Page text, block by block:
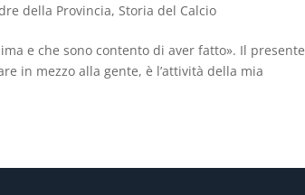
della Provincia,Storia del Calcio
e che sono contento di aver fatto». Il presente
in mezzo alla gente, è l’attività della mia